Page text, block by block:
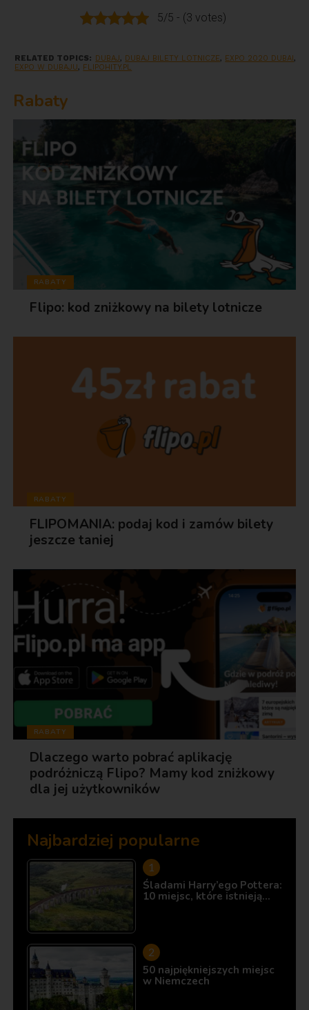
5/5 - (3 votes)
RELATED TOPICS: DUBAJ, DUBAJ BILETY LOTNICZE, EXPO 2020 DUBAI ,
EXPO W DUBAJU, FLIPOHITY.PL
Rabaty
RABATY
Flipo: kod zniżkowy na bilety lotnicze
RABATY
FLIPOMANIA: podaj kod i zamów bilety
jeszcze taniej
RABATY
Dlaczego warto pobrać aplikację
podróżniczą Flipo? Mamy kod zniżkowy
dla jej użytkowników
Najbardziej popularne
Śladami Harry’ego Pottera:
10 miejsc, które istnieją…
50 najpiękniejszych miejsc
w Niemczech